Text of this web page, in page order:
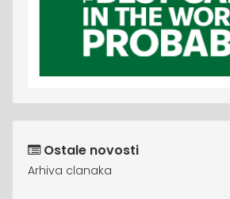
Ostale novosti
Arhiva clanaka